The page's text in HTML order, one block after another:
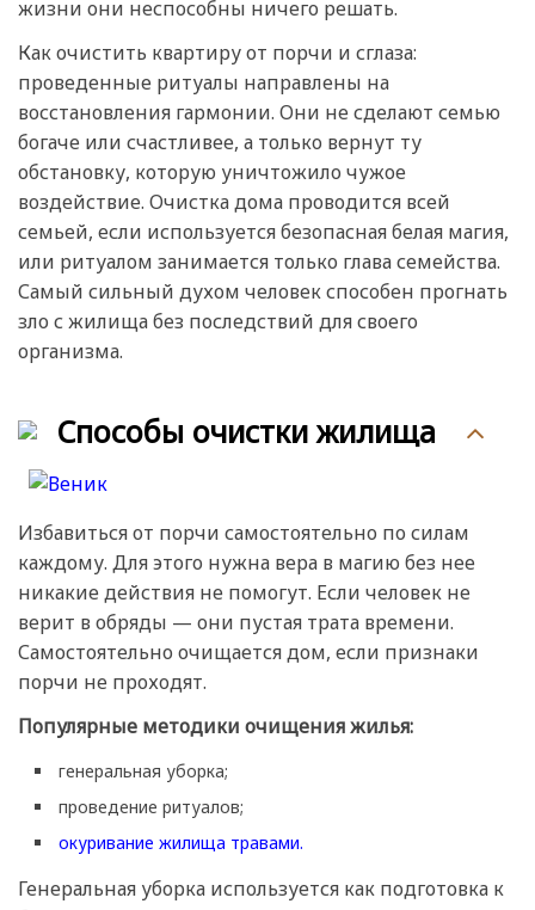
жизни они неспособны ничего решать.
Как очистить квартиру от порчи и сглаза:
проведенные ритуалы направлены на
восстановления гармонии. Они не сделают семью
богаче или счастливее, а только вернут ту
обстановку, которую уничтожило чужое
воздействие. Очистка дома проводится всей
семьей, если используется безопасная белая магия,
или ритуалом занимается только глава семейства.
Самый сильный духом человек способен прогнать
зло с жилища без последствий для своего
организма.
Способы очистки жилища
Избавиться от порчи самостоятельно по силам
каждому. Для этого нужна вера в магию без нее
никакие действия не помогут. Если человек не
верит в обряды — они пустая трата времени.
Самостоятельно очищается дом, если признаки
порчи не проходят.
Популярные методики очищения жилья:
генеральная уборка;
проведение ритуалов;
окуривание жилища травами.
Генеральная уборка используется как подготовка к